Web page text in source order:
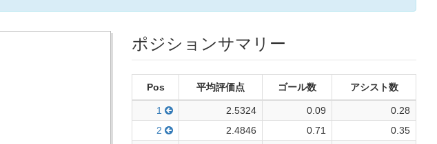
ポジションサマリー
Pos 平均評価点 ゴール数 アシスト数
1 2.5324 0.09
0.28
2
2.4846 0.71
0.35